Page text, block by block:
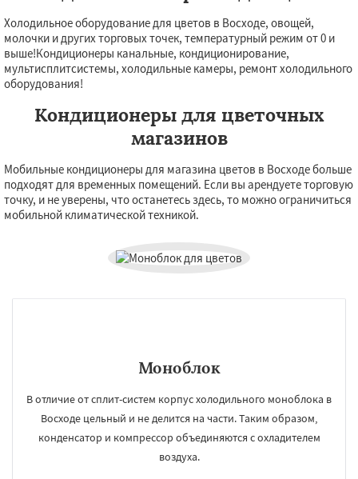
Холодильное оборудование для цветов в Восходе, овощей,
молочки и других торговых точек, температурный режим от 0 и
выше!Кондиционеры канальные, кондиционирование,
мультисплитсистемы, холодильные камеры, ремонт холодильного
оборудования!
Кондиционеры для цветочных
магазинов
Мобильные кондиционеры для магазина цветов в Восходе больше
подходят для временных помещений. Если вы арендуете торговую
точку, и не уверены, что останетесь здесь, то можно ограничиться
мобильной климатической техникой.
Моноблок
В отличие от сплит-систем корпус холодильного моноблока в
Восходе цельный и не делится на части. Таким образом,
конденсатор и компрессор объединяются с охладителем
воздуха.